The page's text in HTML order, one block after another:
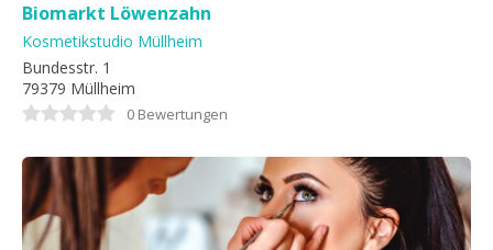
Biomarkt Löwenzahn
Kosmetikstudio Müllheim
Bundesstr. 1
79379 Müllheim
0 Bewertungen